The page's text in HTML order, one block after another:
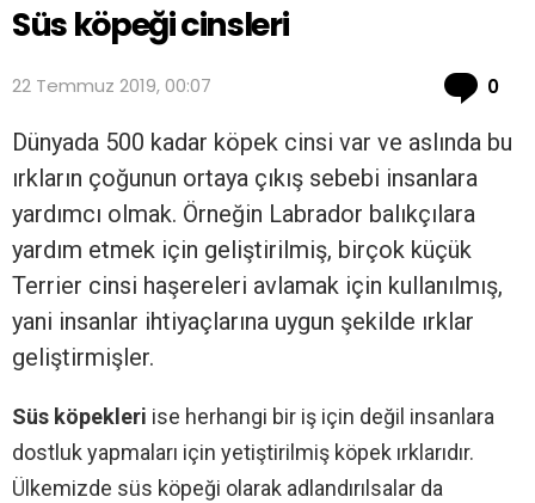
Süs köpeği cinsleri
22 Temmuz 2019, 00:07 0
Dünyada 500 kadar köpek cinsi var ve aslında bu
ırkların çoğunun ortaya çıkış sebebi insanlara
yardımcı olmak. Örneğin Labrador balıkçılara
yardım etmek için geliştirilmiş, birçok küçük
Terrier cinsi haşereleri avlamak için kullanılmış,
yani insanlar ihtiyaçlarına uygun şekilde ırklar
geliştirmişler.
Süs köpekleri ise herhangi bir iş için değil insanlara
dostluk yapmaları için yetiştirilmiş köpek ırklarıdır.
Ülkemizde süs köpeği olarak adlandırılsalar da